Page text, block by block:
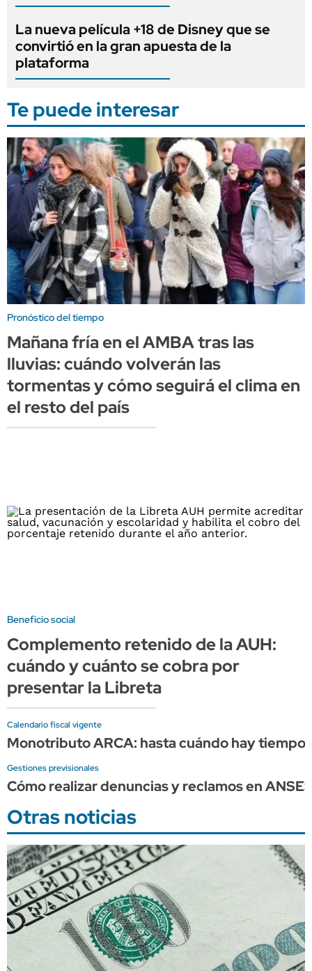
La nueva película +18 de Disney que se
convirtió en la gran apuesta de la
plataforma
Te puede interesar
Pronóstico del tiempo
Mañana fría en el AMBA tras las
lluvias: cuándo volverán las
tormentas y cómo seguirá el clima en
el resto del país
Beneficio social
Complemento retenido de la AUH:
cuándo y cuánto se cobra por
presentar la Libreta
Calendario fiscal vigente
Monotributo ARCA: hasta cuándo hay
Gestiones previsionales
Cómo realizar denuncias y reclamos en
Otras noticias